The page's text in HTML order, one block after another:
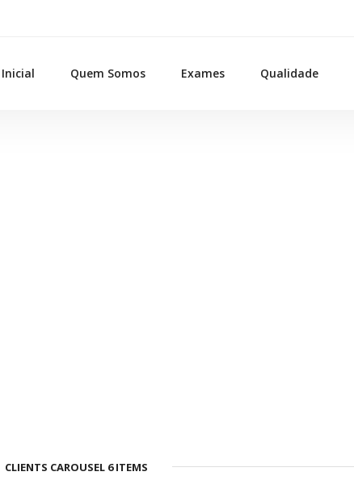
Inicial Quem Somos Exames Qualidade
CLIENTS CAROUSEL 6 ITEMS